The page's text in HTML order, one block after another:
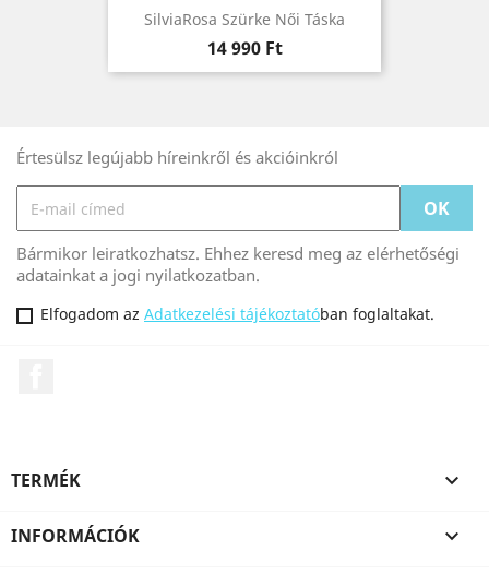
SilviaRosa Szürke Női Táska
Ár
14 990 Ft
Értesülsz legújabb híreinkről és akcióinkról
Bármikor leiratkozhatsz. Ehhez keresd meg az elérhetőségi
adatainkat a jogi nyilatkozatban.
Elfogadom az Adatkezelési tájékoztatóban foglaltakat.
TERMÉK 
INFORMÁCIÓK 